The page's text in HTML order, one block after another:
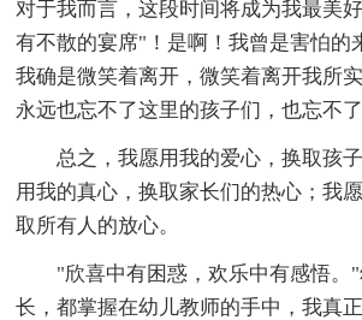
对于我而言，这段时间将成为我最美
有不散的宴席"！是啊！我曾是害怕的
我确是微笑着离开，微笑着离开我所
永远也忘不了这里的孩子们，也忘不
总之，我愿用我的爱心，换取孩子
用我的真心，换取家长们的热心；我
取所有人的放心。
"欣喜中有困惑，欢乐中有感悟。"
长，都掌握在幼儿教师的手中，我真